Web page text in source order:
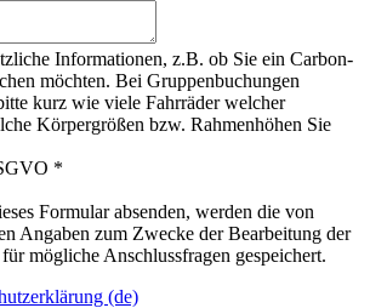
Informationen, z.B. ob Sie ein Carbon-
möchten. Bei Gruppenbuchungen
kurz wie viele Fahrräder welcher
Körpergrößen bzw. Rahmenhöhen Sie
*
Formular absenden, werden die von
Angaben zum Zwecke der Bearbeitung der
mögliche Anschlussfragen gespeichert.
(de)